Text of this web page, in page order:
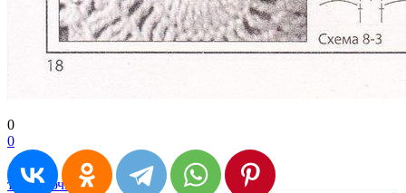
0
0
топ крючком